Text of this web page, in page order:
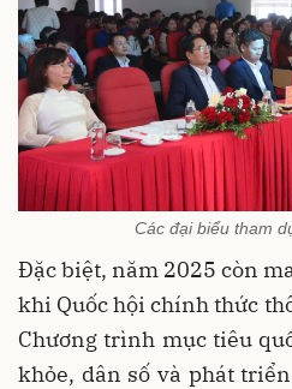
Các đại biểu tham
Đặc biệt, năm 2025 còn
khi Quốc hội chính thức
Chương trình mục tiêu
khỏe, dân số và phát